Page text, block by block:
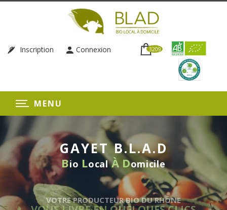
Inscription Connexion 3209
MENU
GAYET B.L.A.D
Bio LocalÀ Domicile
VOTRE PRODUCTEUR BIO DU RHÔNE
LIVRE EN QUELQUES CLICS